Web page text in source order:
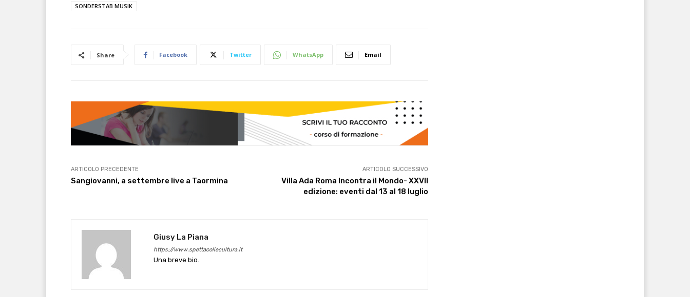
SONDERSTAB MUSIK
Share Facebook Twitter WhatsApp Email
ARTICOLO PRECEDENTE
Sangiovanni, a settembre live a Taormina
ARTICOLO SUCCESSIVO
Villa Ada Roma Incontra il Mondo- XXVII
edizione: eventi dal 13 al 18 luglio
Giusy La Piana
https://www.spettacoliecultura.it
Una breve bio.